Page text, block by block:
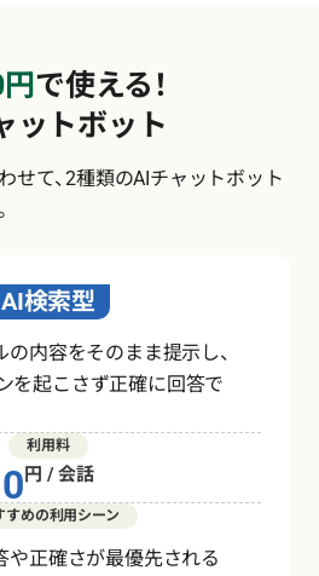
で使える！
ットボット
せて、2種類のAIチャットボット
AI検索型
の内容をそのまま提示し、
を起こさず正確に回答で
利用料
0円 / 会話
すめの利用シーン
や正確さが最優先される